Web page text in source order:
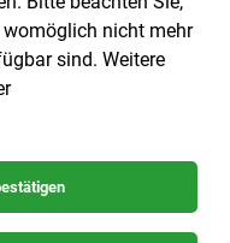
nicht mehr
sind. Weitere